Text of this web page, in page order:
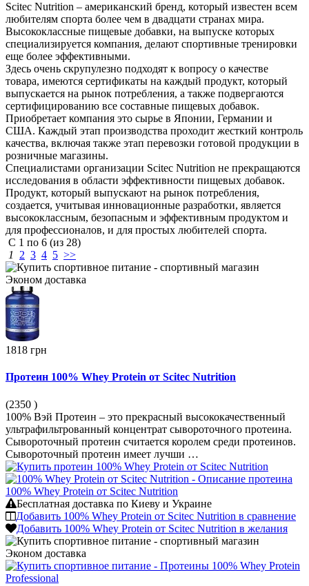
Scitec Nutrition – американский бренд, который известен всем
любителям спорта более чем в двадцати странах мира.
Высококлассные пищевые добавки, на выпуске которых
специализируется компания, делают спортивные тренировки
еще более эффективными.
Здесь очень скрупулезно подходят к вопросу о качестве
товара, имеются сертификаты на каждый продукт, который
выпускается на рынок потребления, а также подвергаются
сертифицированию все составные пищевых добавок.
Приобретает компания это сырье в Японии, Германии и
США. Каждый этап производства проходит жесткий контроль
качества, включая также этап перевозки готовой продукции в
розничные магазины.
Специалистами организации Scitec Nutrition не прекращаются
исследования в области эффективности пищевых добавок.
Продукт, который выпускают на рынок потребления,
создается, учитывая инновационные разработки, является
высококлассным, безопасным и эффективным продуктом и
для профессионалов, и для простых любителей спорта.
С 1 по 6 (из 28)
1
2 3 4 5 >>
Эконом доставка
1818 грн
Протеин 100% Whey Protein от Scitec Nutrition
(2350 )
100% Вэй Протеин – это прекрасный высококачественный
ультрафильтрованный концентрат сывороточного протеина.
Сывороточный протеин считается королем среди протеинов.
Сывороточный протеин имеет лучши …
Бесплатная доставка по Киеву и Украине
Добавить 100% Whey Protein от Scitec Nutrition в сравнение
Добавить 100% Whey Protein от Scitec Nutrition в желания
Эконом доставка